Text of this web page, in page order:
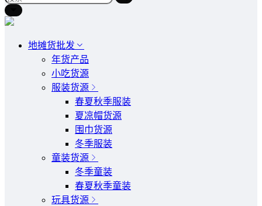
地摊货批发
年货产品
小吃货源
服装货源
春夏秋季服装
夏凉帽货源
围巾货源
冬季服装
童装货源
冬季童装
春夏秋季童装
玩具货源